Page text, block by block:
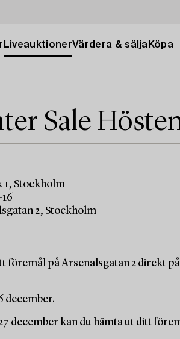
LiveauktionerVärdera & sälja Köpa
Sale
1, Stockholm
2, Stockholm
föremål på Arsenalsgatan 2 direkt
december.
december kan du hämta ut ditt